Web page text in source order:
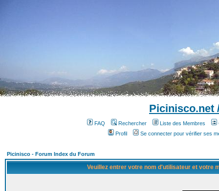
Picinisco.net
FAQ Rechercher Liste des Membres
Profil
Se connecter pour vérifier ses
Picinisco - Forum Index du Forum
Veuillez entrer votre nom d'utilisateur et votre